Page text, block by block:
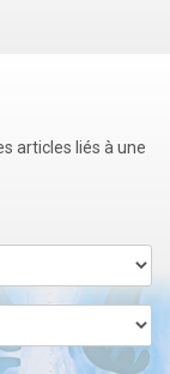
articles liés à une